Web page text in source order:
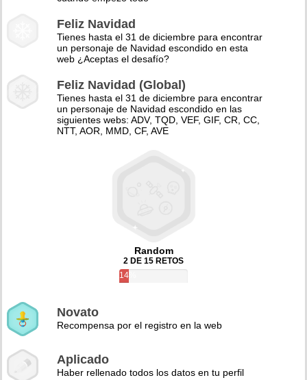
Feliz Navidad
Tienes hasta el 31 de diciembre para encontrar
un personaje de Navidad escondido en esta
web ¿Aceptas el desafío?
Feliz Navidad (Global)
Tienes hasta el 31 de diciembre para encontrar
un personaje de Navidad escondido en las
siguientes webs: ADV, TQD, VEF, GIF, CR, CC,
NTT, AOR, MMD, CF, AVE
Random
2 DE 15 RETOS
14%
Novato
Recompensa por el registro en la web
Aplicado
Haber rellenado todos los datos en tu perfil